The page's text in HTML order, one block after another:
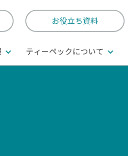
お役立ち資料
ティーペックについて